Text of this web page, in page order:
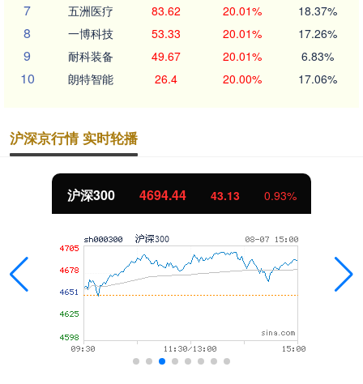
7 五洲医疗 83.62 20.01% 18.37%
8 一博科技 53.33 20.01% 17.26%
9 耐科装备 49.67 20.01% 6.83%
10 朗特智能 26.4 20.00% 17.06%
沪深京行情 实时轮播
北证50 1134.24